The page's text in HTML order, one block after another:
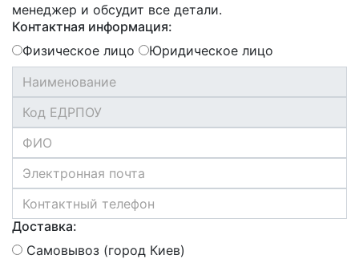
менеджер и обсудит все детали.
Контактная информация:
Физическое лицо
Юридическое лицо
Доставка:
Самовывоз (город Киев)